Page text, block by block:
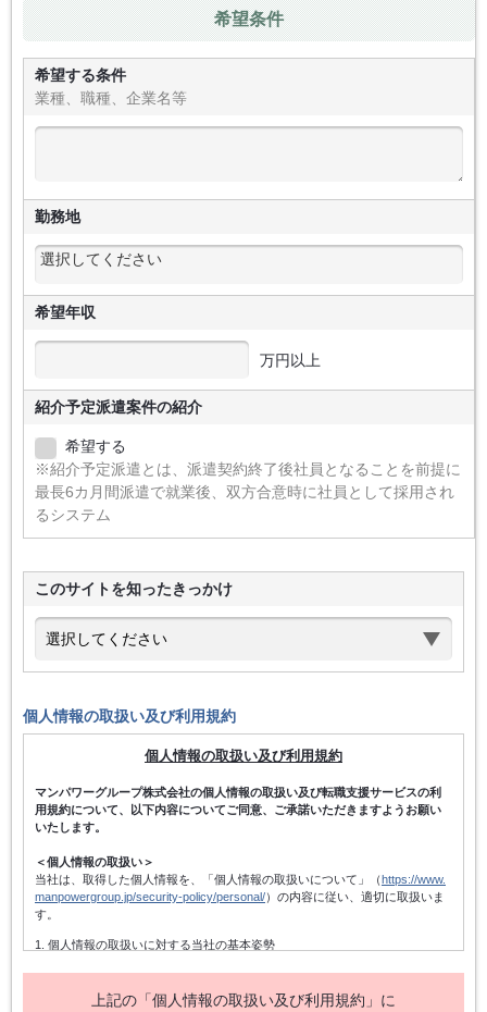
希望条件
希望する条件
業種、職種、企業名等
勤務地
希望年収
万円以上
紹介予定派遣案件の紹介
希望する
※紹介予定派遣とは、派遣契約終了後社員となることを前提に
最長6カ月間派遣で就業後、双方合意時に社員として採用され
るシステム
このサイトを知ったきっかけ
個人情報の取扱い及び利用規約
個人情報の取扱い及び利用規約
マンパワーグループ株式会社の個人情報の取扱い及び転職支援サービスの利
用規約について、以下内容についてご同意、ご承諾いただきますようお願い
いたします。
＜個人情報の取扱い＞
当社は、取得した個人情報を、「個人情報の取扱いについて」（ https://www.
manpowergroup.jp/security-policy/personal/）の内容に従い、適切に取扱いま
す。
1. 個人情報の取扱いに対する当社の基本姿勢
ます。また、個人情報の取得にあたっては、適法かつ公正な手段によって
上記の「個人情報の取扱い及び利用規約」に